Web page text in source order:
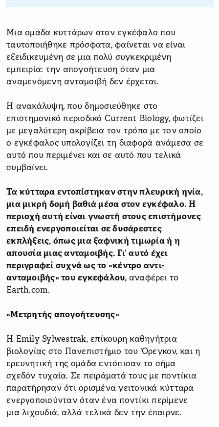
Μια ομάδα κυττάρων στον εγκέφαλο που
ταυτοποιήθηκε πρόσφατα, φαίνεται να είναι
εξειδικευμένη σε μια πολύ συγκεκριμένη
εμπειρία: την απογοήτευση όταν μια
αναμενόμενη ανταμοιβή δεν έρχεται.
Η ανακάλυψη, που δημοσιεύθηκε στο
επιστημονικό περιοδικό Current Biology, φωτίζει
με μεγαλύτερη ακρίβεια τον τρόπο με τον οποίο
ο εγκέφαλος υπολογίζει τη διαφορά ανάμεσα σε
αυτό που περιμένει και σε αυτό που τελικά
συμβαίνει.
Τα κύτταρα εντοπίστηκαν στην πλευρική ηνία,
μια μικρή δομή βαθιά μέσα στον εγκέφαλο. Η
περιοχή αυτή είναι γνωστή στους επιστήμονες
επειδή ενεργοποιείται σε δυσάρεστες
εκπλήξεις, όπως μια ξαφνική τιμωρία ή η
απουσία μιας ανταμοιβής. Γι’ αυτό έχει
περιγραφεί συχνά ως το «κέντρο αντι-
ανταμοιβής» του εγκεφάλου, αναφέρει το
Earth.com.
«Μετρητής απογοήτευσης»
Η Emily Sylwestrak, επίκουρη καθηγήτρια
βιολογίας στο Πανεπιστήμιο του Όρεγκον, και η
ερευνητική της ομάδα εντόπισαν το σήμα
σχεδόν τυχαία. Σε πειράματά τους με ποντίκια
παρατήρησαν ότι ορισμένα γειτονικά κύτταρα
ενεργοποιούνταν όταν ένα ποντίκι περίμενε
μια λιχουδιά, αλλά τελικά δεν την έπαιρνε.